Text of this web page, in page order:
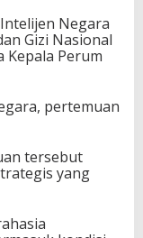
Negara
Gizi Nasional
Kepala Perum
pertemuan
tersebut
yang